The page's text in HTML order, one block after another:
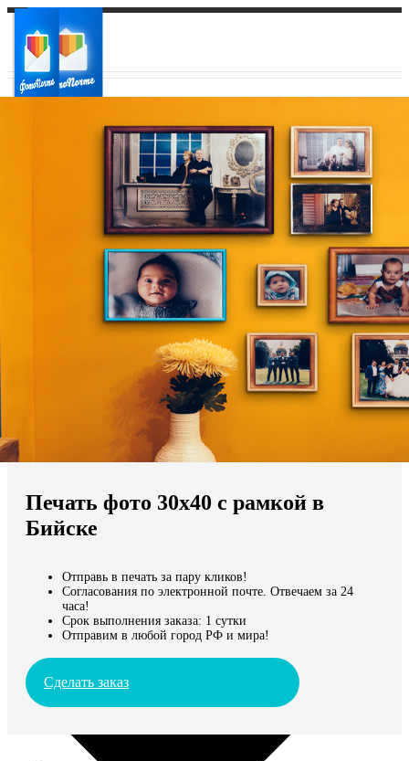
Ваш регион доставки
Выберите из списка:
Мы доставляем по всему миру
Продолжить без города
Печать фото 30х40 с рамкой в
Бийске
Отправь в печать за пару кликов!
Согласования по электронной почте. Отвечаем за 24
часа!
Срок выполнения заказа: 1 сутки
Отправим в любой город РФ и мира!
Сделать заказ